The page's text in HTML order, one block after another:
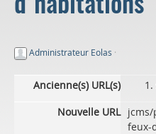
d'habitations
Administrateur Eolas ·
Ancienne(s) URL(s)
Nouvelle URL jcms/
feux-